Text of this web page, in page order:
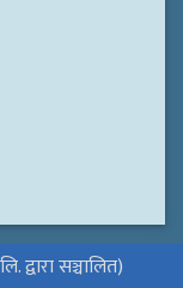
सञ्चालित)